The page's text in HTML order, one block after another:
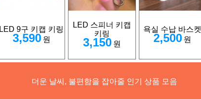
LED 9구 키캡 키링
3,590 원
LED 스피너 키캡
키링
3,150 원
욕실 수납 바스켓
2,500 원
더운 날씨, 불편함을 잡아줄 인기 상품 모음